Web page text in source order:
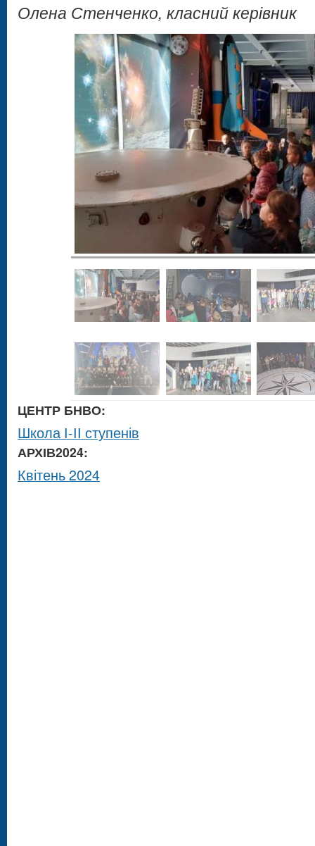
Олена Стенченко, класний керівник
ЦЕНТР БНВО:
Школа І-ІІ ступенів
АРХІВ2024:
Квітень 2024